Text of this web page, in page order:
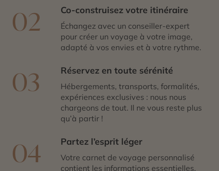
02 Co-construisez votre itinéraire
Échangez avec un conseiller-expert
pour créer un voyage à votre image,
adapté à vos envies et à votre rythme.
03 Réservez en toute sérénité
Hébergements, transports, formalités,
expériences exclusives : nous nous
chargeons de tout. Il ne vous reste plus
qu’à partir !
04 Partez l’esprit léger
Votre carnet de voyage personnalisé
contient les informations essentielles.